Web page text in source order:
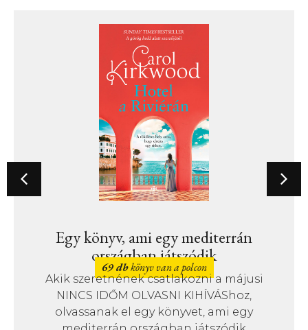
Egy könyv, ami egy mediterrán
országban játszódik
69 dbkönyv van a polcon
Akik szeretnének csatlakozni a májusi
NINCS IDŐM OLVASNI KIHÍVÁShoz,
olvassanak el egy könyvet, ami egy